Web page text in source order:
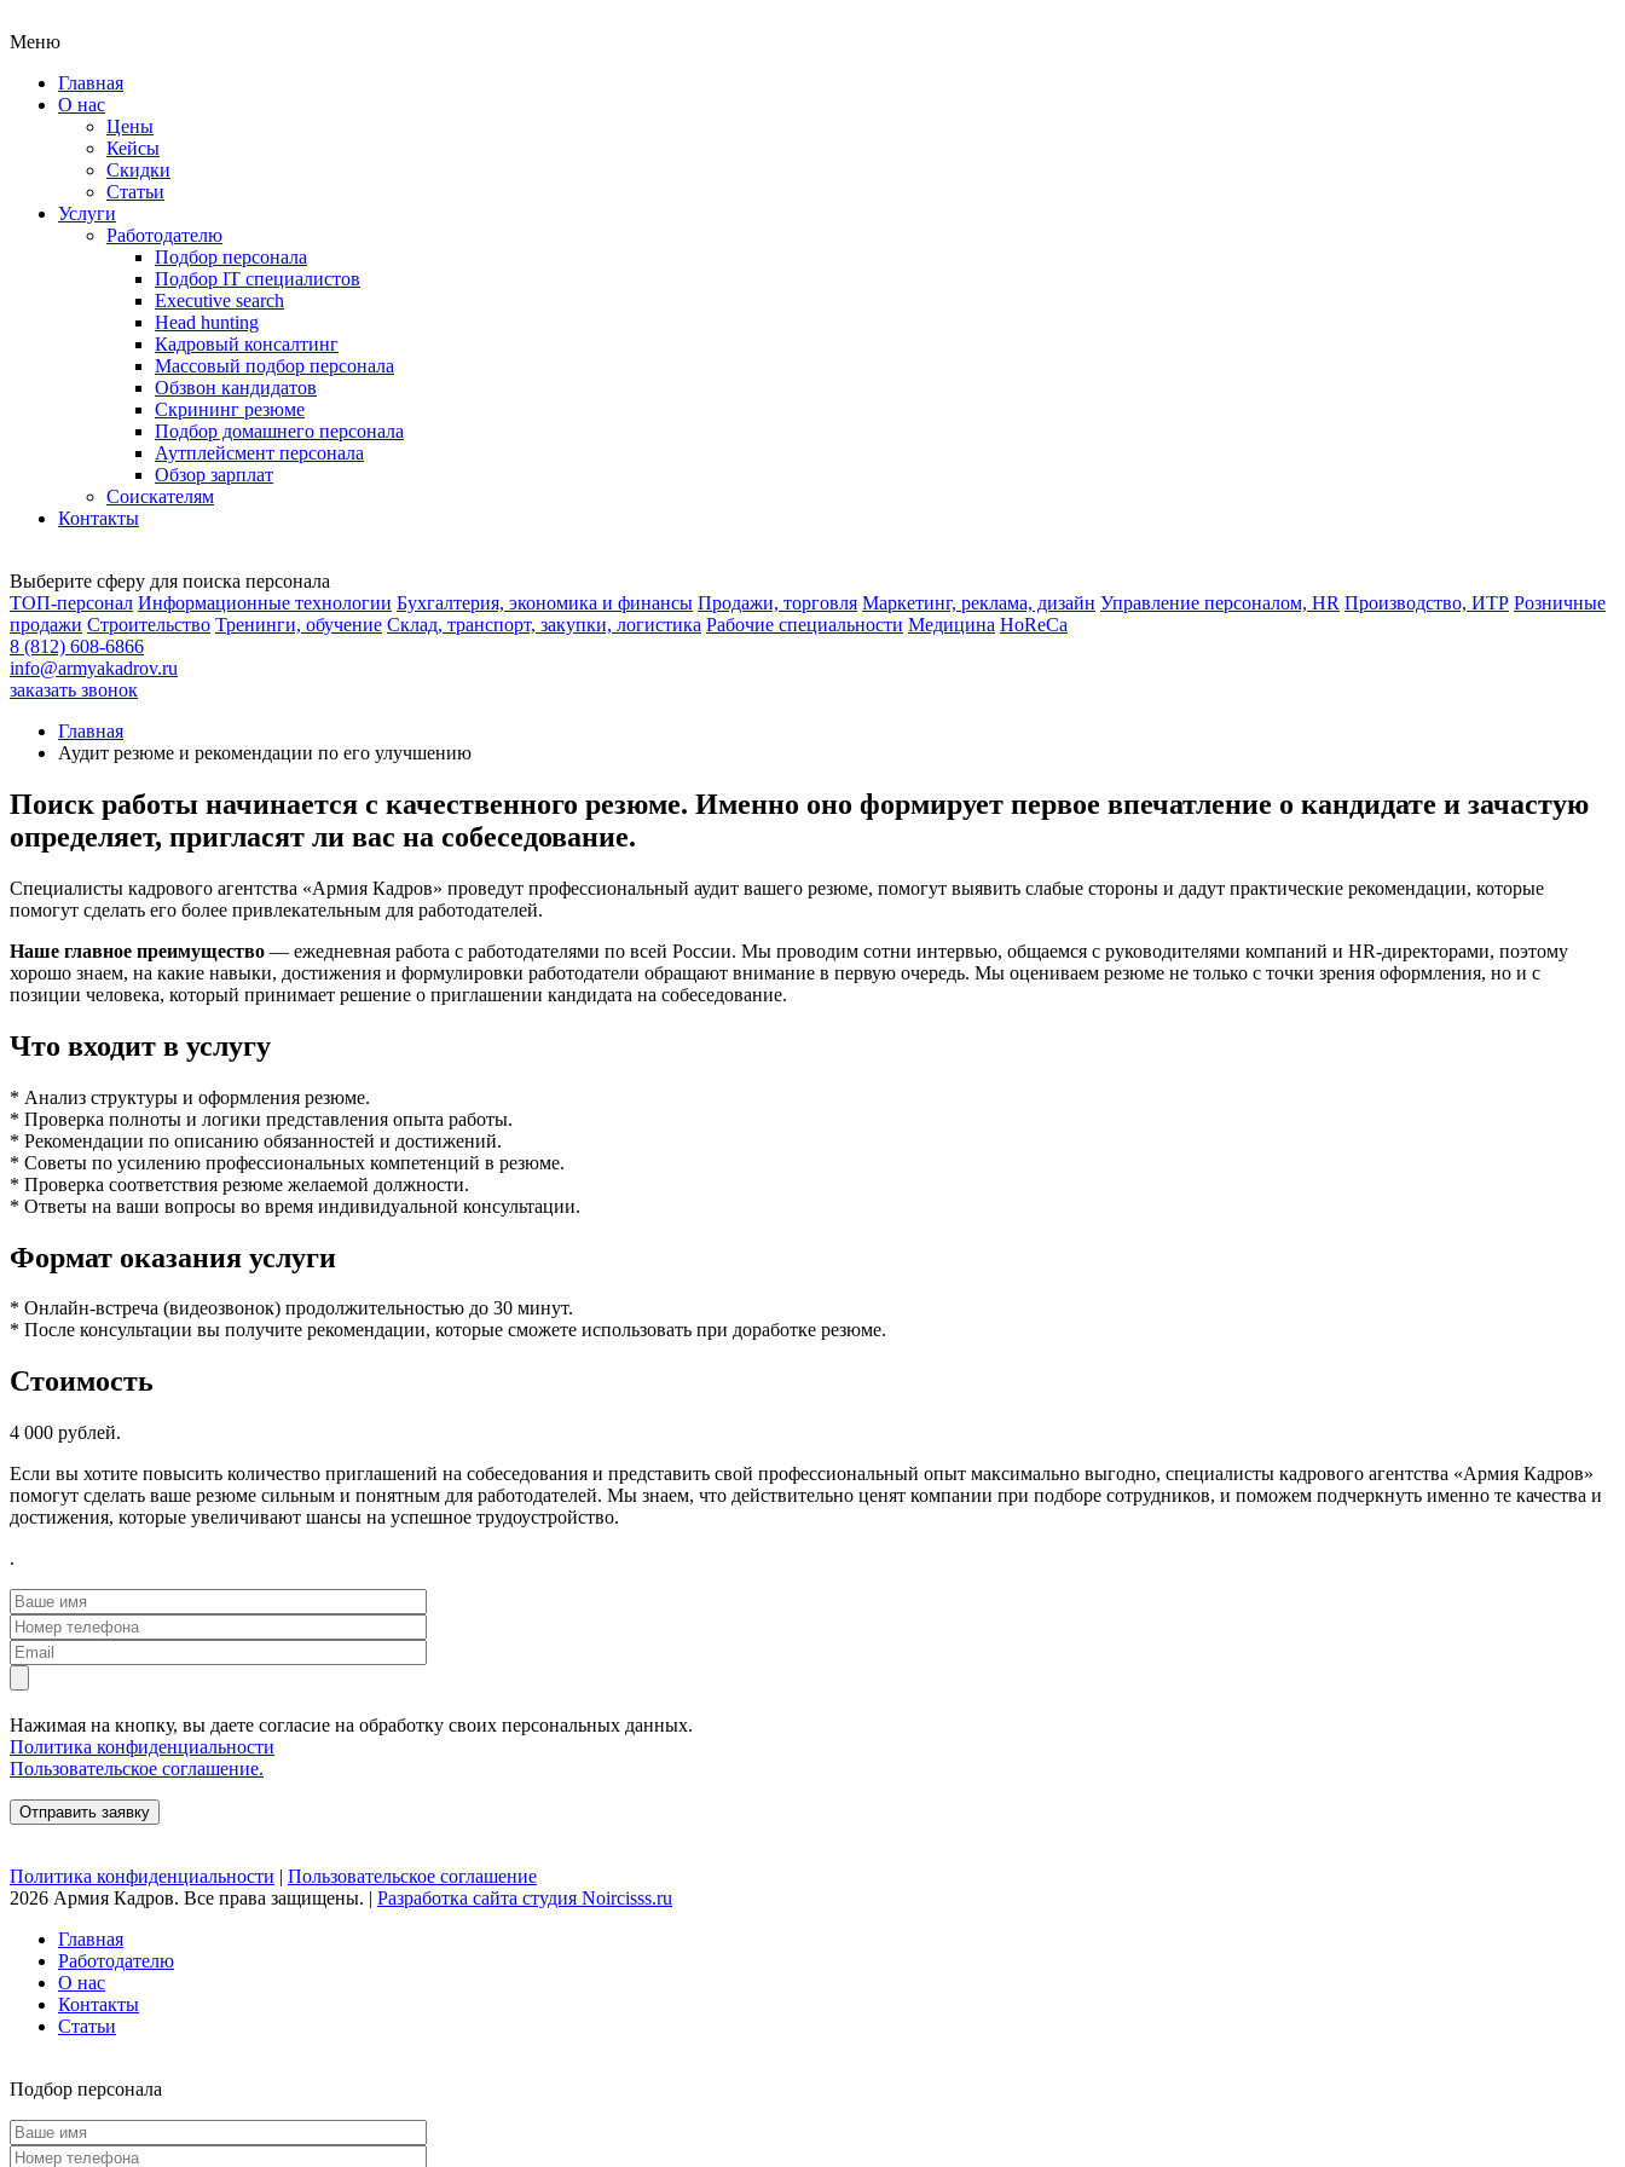
Меню
Главная
О нас
Цены
Кейсы
Скидки
Статьи
Услуги
Работодателю
Подбор персонала
Подбор IT специалистов
Еxecutive search
Head hunting
Кадровый консалтинг
Массовый подбор персонала
Обзвон кандидатов
Скрининг резюме
Подбор домашнего персонала
Аутплейсмент персонала
Обзор зарплат
Соискателям
Контакты
Выберите сферу для поиска персонала
ТОП-персонал Информационные технологии Бухгалтерия, экономика и финансы Продажи, торговля Маркетинг, реклама, дизайн Управление персоналом, HR Производство, ИТР Розничные
продажи Строительство Тренинги, обучение Склад, транспорт, закупки, логистика Рабочие специальности Медицина HoReCa
8 (812) 608-6866
info@armyakadrov.ru
заказать звонок
Главная
Аудит резюме и рекомендации по его улучшению
Поиск работы начинается с качественного резюме. Именно оно формирует первое впечатление о кандидате и зачастую
определяет, пригласят ли вас на собеседование.
Специалисты кадрового агентства «Армия Кадров» проведут профессиональный аудит вашего резюме, помогут выявить слабые стороны и дадут практические рекомендации, которые
помогут сделать его более привлекательным для работодателей.
Наше главное преимущество — ежедневная работа с работодателями по всей России. Мы проводим сотни интервью, общаемся с руководителями компаний и HR-директорами, поэтому
хорошо знаем, на какие навыки, достижения и формулировки работодатели обращают внимание в первую очередь. Мы оцениваем резюме не только с точки зрения оформления, но и с
позиции человека, который принимает решение о приглашении кандидата на собеседование.
Что входит в услугу
* Анализ структуры и оформления резюме.
* Проверка полноты и логики представления опыта работы.
* Рекомендации по описанию обязанностей и достижений.
* Советы по усилению профессиональных компетенций в резюме.
* Проверка соответствия резюме желаемой должности.
* Ответы на ваши вопросы во время индивидуальной консультации.
Формат оказания услуги
* Онлайн-встреча (видеозвонок) продолжительностью до 30 минут.
* После консультации вы получите рекомендации, которые сможете использовать при доработке резюме.
Стоимость
4 000 рублей.
Если вы хотите повысить количество приглашений на собеседования и представить свой профессиональный опыт максимально выгодно, специалисты кадрового агентства «Армия Кадров»
помогут сделать ваше резюме сильным и понятным для работодателей. Мы знаем, что действительно ценят компании при подборе сотрудников, и поможем подчеркнуть именно те качества и
достижения, которые увеличивают шансы на успешное трудоустройство.
.
Нажимая на кнопку, вы даете согласие на обработку своих персональных данных.
Политика конфиденциальности
Пользовательское соглашение.
Политика конфиденциальности | Пользовательское соглашение
2026 Армия Кадров. Все права защищены. | Разработка сайта студия Noircisss.ru
Главная
Работодателю
О нас
Контакты
Статьи
Подбор персонала